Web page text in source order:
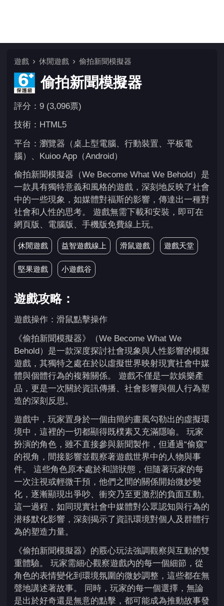
遊戲 休閒遊戲 偷拍新聞模擬器
偷拍新聞模擬器
評分：9 (3,096票)
技術：HTML5
平台：瀏覽器（桌上型電腦、行動裝置、平板電
腦）、Kuioo App（Android）
偷拍新聞模擬器（We Become What We Behold）是
一款具有獨特意義和風格的遊戲，深刻地反映了社會
中的一些現象，如媒體對福斯的影響，傳達出一種對
社會和人性的思考。 遊戲無需下載和安裝，即可在
網頁版、電腦版、手機版免費線上玩。
休閒遊戲 益智遊戲線上 滑鼠遊戲 遊戲天堂
堅果遊戲 小遊戲谷
遊戲攻略：
遊戲操作：滑鼠點擊操作
《偷拍新聞模擬器》（We Become What We
Behold）是一款深度探討社會現象與人性影響的模擬
遊戲，其獨特之處在於以虛擬世界映射現實社會中媒
體與個體行為的複雜關係。 遊戲不僅是一款娛樂產
品，更是一次關於資訊傳播、社會影響與個人行為塑
造的深刻反思。
遊戲中，玩家置身於一個由簡約畫風勾勒出的虛擬環
境中，這裡的一切都顯得既樸素又充滿隱喻。 玩家
扮演的角色，雖不直接參與新聞製作，但通過“偷窺”
的視角，間接影響並觀察著遊戲世界中的人物與事
件。 這些角色原本處於和諧狀態，但隨著玩家的每
一次注視或輕微干預，他們之間的關係開始微妙變
化，逐漸顯現出爭吵、衝突乃至更激烈的負面互動。
這一過程，如同現實社會中媒體對公眾認知與行為的
潜移默化影響，深刻揭示了資訊環境對個人及群體行
為的塑造力量。
《偷拍新聞模擬器》的覈心玩法強調觀察與互動的雙
重體驗。 玩家需細心觀察遊戲內的每一個細節，從
角色的表情變化到環境氛圍的微妙調整，這些都在無
聲地講述著故事。 同時，玩家的每一個選擇，無論
是出於好奇還是無意的點擊，都可能成為推動故事發